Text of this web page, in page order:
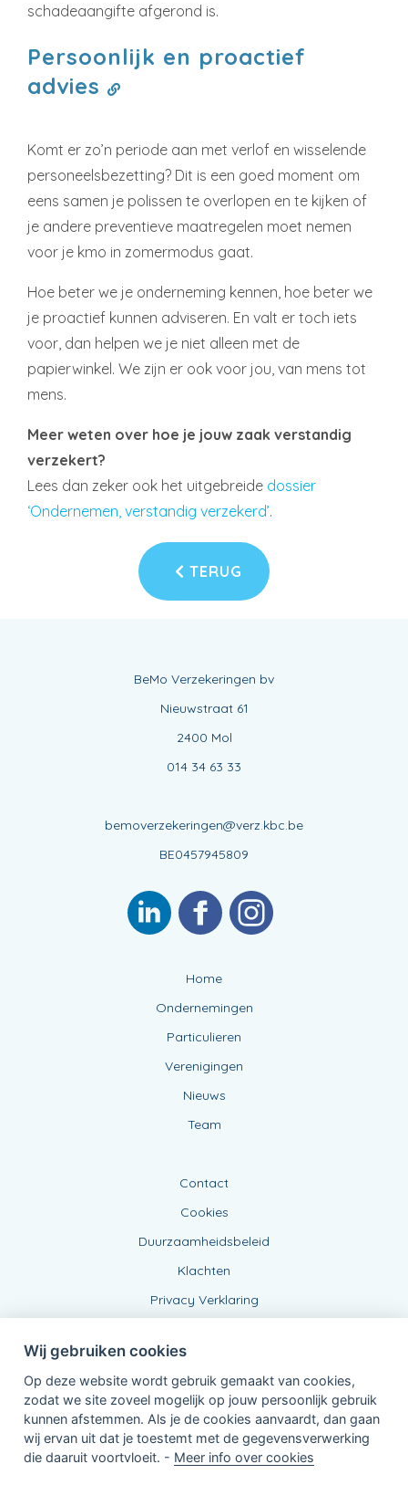
schadeaangifte afgerond is.
Persoonlijk en proactief
advies
Komt er zo’n periode aan met verlof en wisselende
personeelsbezetting? Dit is een goed moment om
eens samen je polissen te overlopen en te kijken of
je andere preventieve maatregelen moet nemen
voor je kmo in zomermodus gaat.
Hoe beter we je onderneming kennen, hoe beter we
je proactief kunnen adviseren. En valt er toch iets
voor, dan helpen we je niet alleen met de
papierwinkel. We zijn er ook voor jou, van mens tot
mens.
Meer weten over hoe je jouw zaak verstandig
verzekert?
Lees dan zeker ook het uitgebreide dossier
‘Ondernemen, verstandig verzekerd’.
TERUG
BeMo Verzekeringen bv
Nieuwstraat 61
2400 Mol
014 34 63 33
bemoverzekeringen@verz.kbc.be
BE0457945809
Home
Ondernemingen
Particulieren
Verenigingen
Nieuws
Team
Contact
Cookies
Duurzaamheidsbeleid
Klachten
Privacy Verklaring
Verbonden Agent, BE0457945809
van KBC Verzekeringen nv
Wij gebruiken cookies
Op deze website wordt gebruik gemaakt van cookies,
zodat we site zoveel mogelijk op jouw persoonlijk gebruik
kunnen afstemmen. Als je de cookies aanvaardt, dan gaan
wij ervan uit dat je toestemt met de gegevensverwerking
die daaruit voortvloeit. - Meer info over cookies